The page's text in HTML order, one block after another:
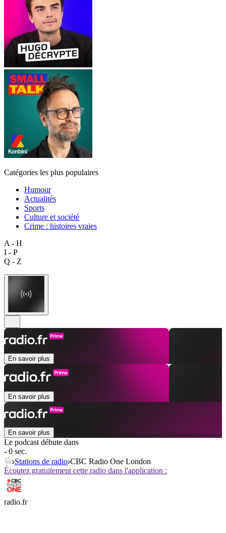
Catégories les plus populaires
Humour
Actualités
Sports
Culture et société
Crime : histoires vraies
A - H
I - P
Q - Z
En savoir plus
En savoir plus
En savoir plus
Le podcast débute dans
- 0 sec.
Stations de radio CBC Radio One London
Écoutez gratuitement cette radio dans l'application :
radio.fr